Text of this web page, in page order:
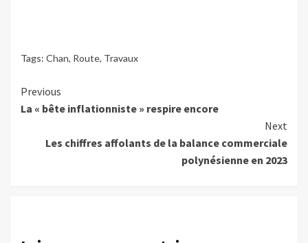
Tags: Chan, Route, Travaux
Continue
Reading
Previous
La « bête inflationniste » respire encore
Next
Les chiffres affolants de la balance commerciale
polynésienne en 2023